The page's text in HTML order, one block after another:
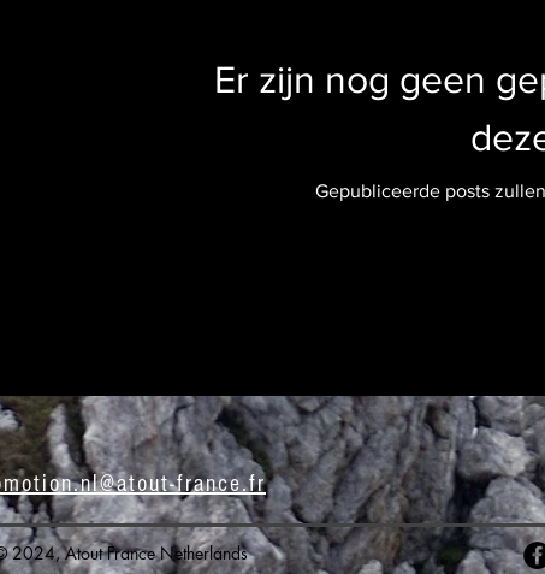
Er zijn nog geen
Gepubliceerde posts
france.fr
2024, Atout France Netherlands